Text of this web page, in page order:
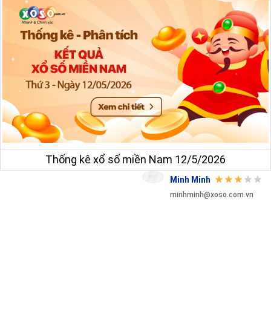
Thống kê xổ số miền Nam 12/5/2026
Minh Minh
minhminh@xoso.com.vn